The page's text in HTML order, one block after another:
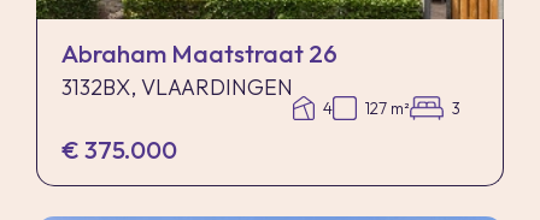
Abraham Maatstraat 26
3132BX, VLAARDINGEN
4 127 m² 3
€ 375.000